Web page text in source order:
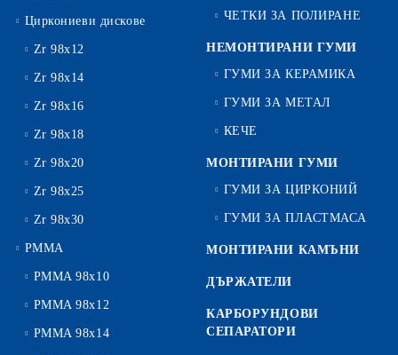
Циркониеви дискове
Zr 98x12
Zr 98x14
Zr 98x16
Zr 98x18
Zr 98x20
Zr 98x25
Zr 98x30
PMMA
PMMA 98x10
PMMA 98x12
PMMA 98x14
ЧЕТКИ ЗА ПОЛИРАНЕ
НЕМОНТИРАНИ ГУМИ
ГУМИ ЗА КЕРАМИКА
ГУМИ ЗА МЕТАЛ
КЕЧЕ
МОНТИРАНИ ГУМИ
ГУМИ ЗА ЦИРКОНИЙ
ГУМИ ЗА ПЛАСТМАСА
МОНТИРАНИ КАМЪНИ
ДЪРЖАТЕЛИ
КАРБОРУНДОВИ
СЕПАРАТОРИ